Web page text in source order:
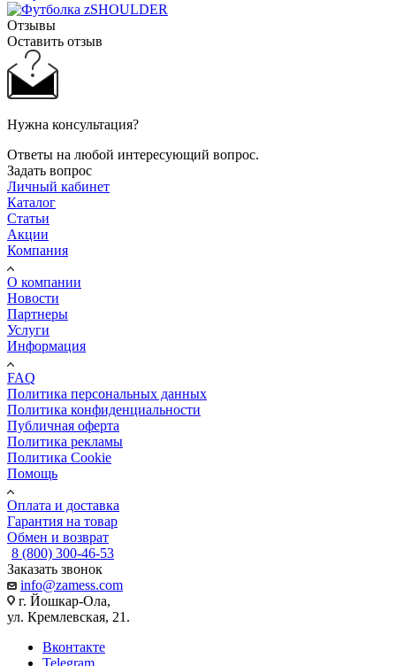
Отзывы
Оставить отзыв
Нужна консультация?
Ответы на любой интересующий вопрос.
Задать вопрос
Личный кабинет
Каталог
Статьи
Акции
Компания
О компании
Новости
Партнеры
Услуги
Информация
FAQ
Политика персональных данных
Политика конфиденциальности
Публичная оферта
Политика рекламы
Политика Cookie
Помощь
Оплата и доставка
Гарантия на товар
Обмен и возврат
8 (800) 300-46-53
Заказать звонок
info@zamess.com
г. Йошкар-Ола,
ул. Кремлевская, 21.
Вконтакте
Telegram